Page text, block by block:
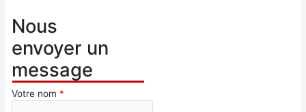
Nous
envoyer un
message
Votre nom *